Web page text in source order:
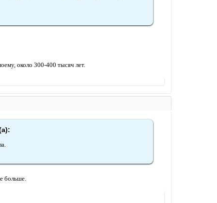
около 300-400 тысяч лет.
больше.